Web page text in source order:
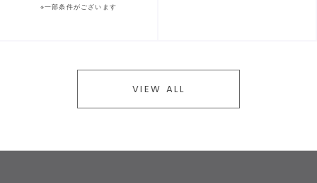
※一部条件がございます
VIEW ALL